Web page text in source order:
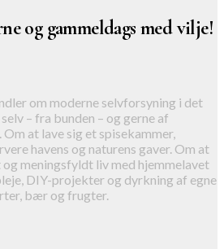
og gammeldags med vilje!
om moderne selvforsyning i det
– fra bunden – og gerne af
at lave sig et spisekammer,
havens og naturens gaver. Om at
meningsfyldt liv med hjemmelavet
DIY-projekter og dyrkning af egne
bær og frugter.